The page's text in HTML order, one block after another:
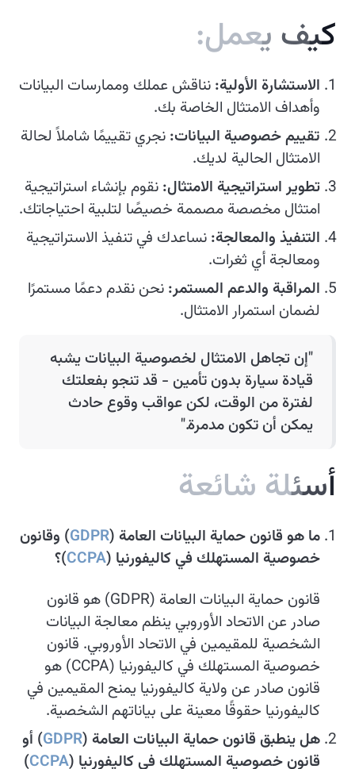
كيف يعمل:
الاستشارة الأولية: نناقش عملك وممارسات البيانات
وأهداف الامتثال الخاصة بك.
تقييم خصوصية البيانات: نجري تقييمًا شاملاً لحالة
الامتثال الحالية لديك.
تطوير استراتيجية الامتثال: نقوم بإنشاء استراتيجية
امتثال مخصصة مصممة خصيصًا لتلبية احتياجاتك.
التنفيذ والمعالجة: نساعدك في تنفيذ الاستراتيجية
ومعالجة أي ثغرات.
المراقبة والدعم المستمر: نحن نقدم دعمًا مستمرًا
لضمان استمرار الامتثال.
"إن تجاهل الامتثال لخصوصية البيانات يشبه
قيادة سيارة بدون تأمين - قد تنجو بفعلتك
لفترة من الوقت، لكن عواقب وقوع حادث
يمكن أن تكون مدمرة."
أسئلة شائعة
ما هو قانون حماية البيانات العامة (GDPR) وقانون
خصوصية المستهلك في كاليفورنيا (CCPA)؟
قانون حماية البيانات العامة (GDPR) هو قانون
صادر عن الاتحاد الأوروبي ينظم معالجة البيانات
الشخصية للمقيمين في الاتحاد الأوروبي. قانون
خصوصية المستهلك في كاليفورنيا (CCPA) هو
قانون صادر عن ولاية كاليفورنيا يمنح المقيمين في
كاليفورنيا حقوقًا معينة على بياناتهم الشخصية.
هل ينطبق قانون حماية البيانات العامة (GDPR) أو
قانون خصوصية المستهلك في كاليفورنيا (CCPA
)